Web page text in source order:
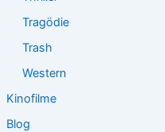
Tragödie
Trash
Western
Kinofilme
Blog